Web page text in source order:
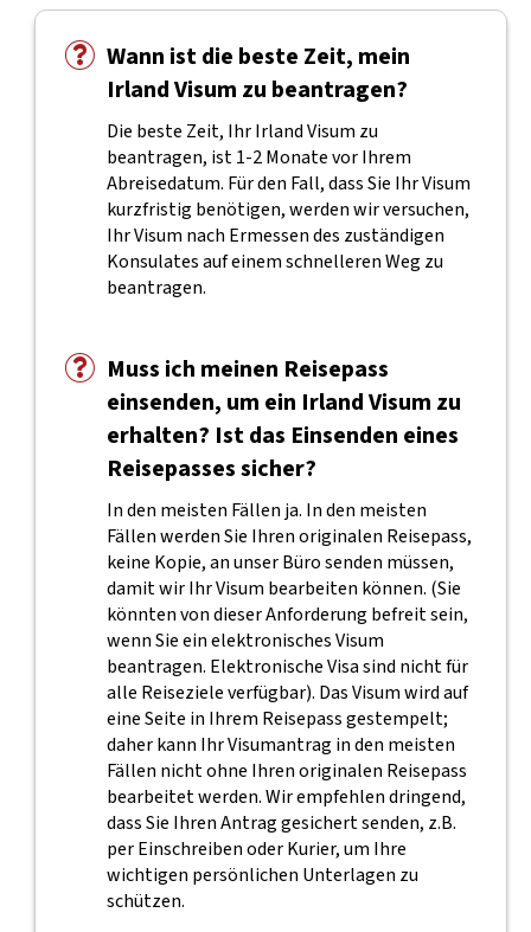
Wann ist die beste Zeit, mein
Irland Visum zu beantragen?
Die beste Zeit, Ihr Irland Visum zu
beantragen, ist 1-2 Monate vor Ihrem
Abreisedatum. Für den Fall, dass Sie Ihr Visum
kurzfristig benötigen, werden wir versuchen,
Ihr Visum nach Ermessen des zuständigen
Konsulates auf einem schnelleren Weg zu
beantragen.
Muss ich meinen Reisepass
einsenden, um ein Irland Visum zu
erhalten? Ist das Einsenden eines
Reisepasses sicher?
In den meisten Fällen ja. In den meisten
Fällen werden Sie Ihren originalen Reisepass,
keine Kopie, an unser Büro senden müssen,
damit wir Ihr Visum bearbeiten können. (Sie
könnten von dieser Anforderung befreit sein,
wenn Sie ein elektronisches Visum
beantragen. Elektronische Visa sind nicht für
alle Reiseziele verfügbar). Das Visum wird auf
eine Seite in Ihrem Reisepass gestempelt;
daher kann Ihr Visumantrag in den meisten
Fällen nicht ohne Ihren originalen Reisepass
bearbeitet werden. Wir empfehlen dringend,
dass Sie Ihren Antrag gesichert senden, z.B.
per Einschreiben oder Kurier, um Ihre
wichtigen persönlichen Unterlagen zu
schützen.